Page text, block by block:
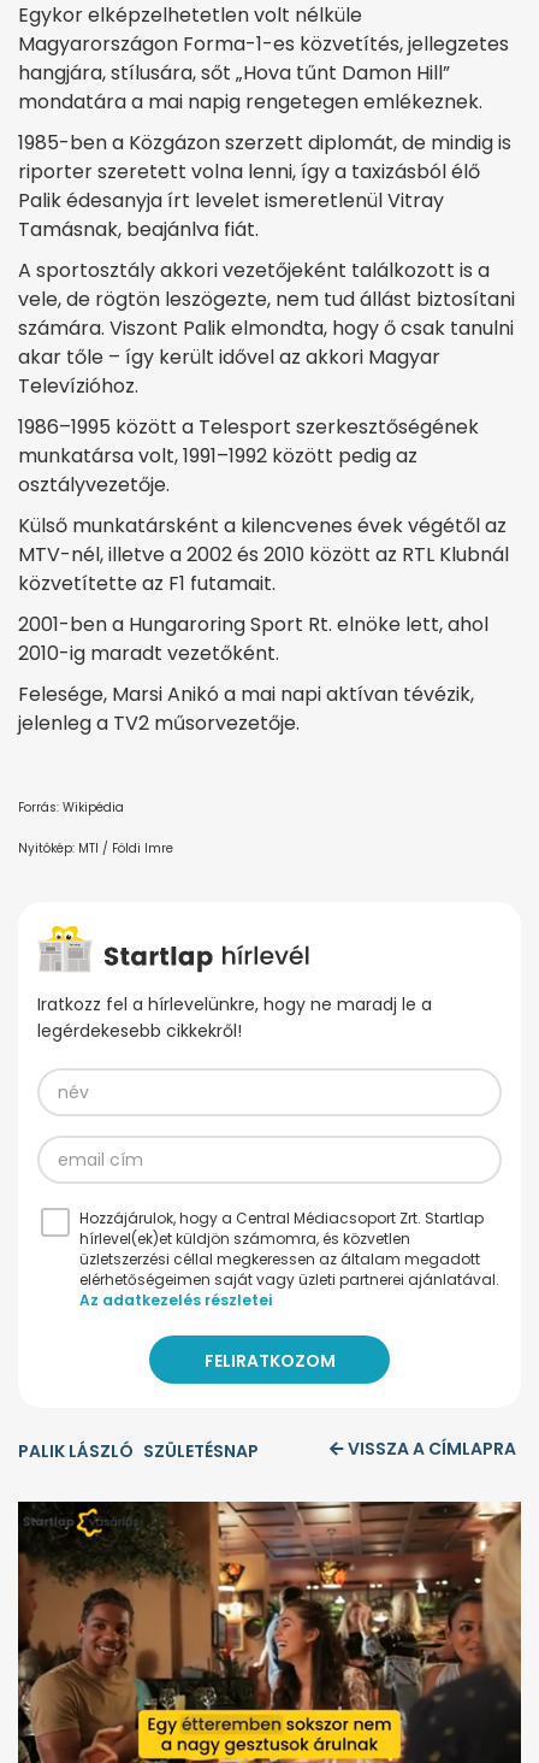
Egykor elképzelhetetlen volt nélküle
Magyarországon Forma-1-es közvetítés, jellegzetes
hangjára, stílusára, sőt „Hova tűnt Damon Hill”
mondatára a mai napig rengetegen emlékeznek.
1985-ben a Közgázon szerzett diplomát, de mindig is
riporter szeretett volna lenni, így a taxizásból élő
Palik édesanyja írt levelet ismeretlenül Vitray
Tamásnak, beajánlva fiát.
A sportosztály akkori vezetőjeként találkozott is a
vele, de rögtön leszögezte, nem tud állást biztosítani
számára. Viszont Palik elmondta, hogy ő csak tanulni
akar tőle – így került idővel az akkori Magyar
Televízióhoz.
1986–1995 között a Telesport szerkesztőségének
munkatársa volt, 1991–1992 között pedig az
osztályvezetője.
Külső munkatársként a kilencvenes évek végétől az
MTV-nél, illetve a 2002 és 2010 között az RTL Klubnál
közvetítette az F1 futamait.
2001-ben a Hungaroring Sport Rt. elnöke lett, ahol
2010-ig maradt vezetőként.
Felesége, Marsi Anikó a mai napi aktívan tévézik,
jelenleg a TV2 műsorvezetője.
Forrás: Wikipédia
Nyitókép: MTI / Földi Imre
Iratkozz fel a hírlevelünkre, hogy ne maradj le a
legérdekesebb cikkekről!
Hozzájárulok, hogy a Central Médiacsoport Zrt. Startlap
hírlevel(ek)et küldjön számomra, és közvetlen
üzletszerzési céllal megkeressen az általam megadott
elérhetőségeimen saját vagy üzleti partnerei ajánlatával.
Az adatkezelés részletei
PALIK LÁSZLÓ SZÜLETÉSNAP VISSZA A CÍMLAPRA